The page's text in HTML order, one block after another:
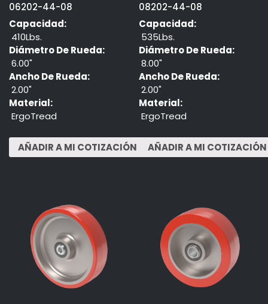
06202-44-08
Capacidad:
410Lbs.
Diámetro De Rueda:
6.00"
Ancho De Rueda:
2.00"
Material:
ErgoTread
08202-44-08
Capacidad:
535Lbs.
Diámetro De Rueda:
8.00"
Ancho De Rueda:
2.00"
Material:
ErgoTread